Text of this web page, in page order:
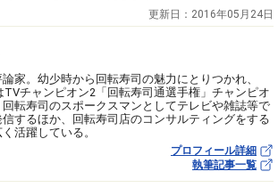
更新日： 2016年05月24日
家。幼少時から回転寿司の魅力にとりつかれ、
TVチャンピオン2「回転寿司通選手権」チャンピオ
回転寿司のスポークスマンとしてテレビや雑誌等で
するほか、回転寿司店のコンサルティングをする
活躍している。
プロフィール詳細
執筆記事一覧